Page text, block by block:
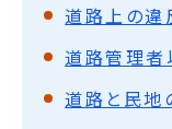
道路上の違
道路管理者
道路と民地